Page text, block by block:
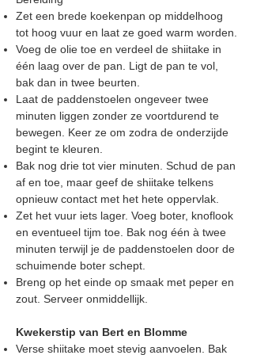
Zet een brede koekenpan op middelhoog
tot hoog vuur en laat ze goed warm worden.
Voeg de olie toe en verdeel de shiitake in
één laag over de pan. Ligt de pan te vol,
bak dan in twee beurten.
Laat de paddenstoelen ongeveer twee
minuten liggen zonder ze voortdurend te
bewegen. Keer ze om zodra de onderzijde
begint te kleuren.
Bak nog drie tot vier minuten. Schud de pan
af en toe, maar geef de shiitake telkens
opnieuw contact met het hete oppervlak.
Zet het vuur iets lager. Voeg boter, knoflook
en eventueel tijm toe. Bak nog één à twee
minuten terwijl je de paddenstoelen door de
schuimende boter schept.
Breng op het einde op smaak met peper en
zout. Serveer onmiddellijk.
Kwekerstip van Bert en Blomme
Verse shiitake moet stevig aanvoelen. Bak